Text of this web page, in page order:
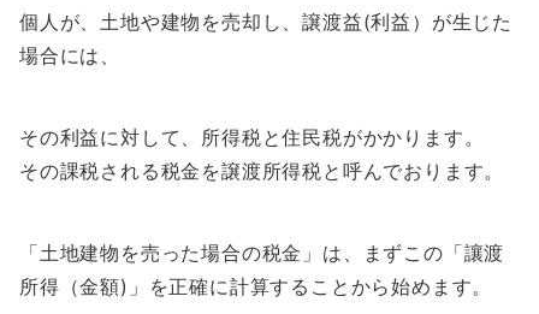
個人が、土地や建物を売却し、譲渡益(利益）が生じた
場合には、
その利益に対して、所得税と住民税がかかります。
その課税される税金を譲渡所得税と呼んでおります。
「土地建物を売った場合の税金」は、まずこの「讓渡
所得（金額)」を正確に計算することから始めます。